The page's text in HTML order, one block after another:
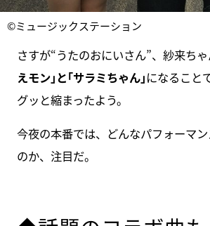
©ミュージックステーション
さすが“うたのおにいさん”、紗来ち
えモン｣と｢サラミちゃん｣になること
グッと縮まったよう。
今夜の本番では、どんなパフォーマ
のか、注目だ。